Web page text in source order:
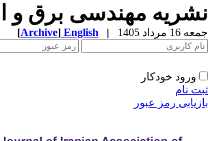
نشریه مهندسی برق و
جمعه 16 مرداد 1405 |
English
[Archive]
ورود خودکار
ثبت نام
بازیابی رمز عبور